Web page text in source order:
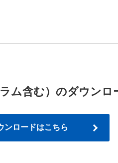
含む）のダウンロ
ンロードはこちら